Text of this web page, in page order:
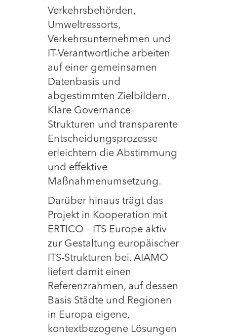
Verkehrsbehörden,
Umweltressorts,
Verkehrsunternehmen und
IT-Verantwortliche arbeiten
auf einer gemeinsamen
Datenbasis und
abgestimmten Zielbildern.
Klare Governance-
Strukturen und transparente
Entscheidungsprozesse
erleichtern die Abstimmung
und effektive
Maßnahmenumsetzung.
Darüber hinaus trägt das
Projekt in Kooperation mit
ERTICO – ITS Europe aktiv
zur Gestaltung europäischer
ITS-Strukturen bei. AIAMO
liefert damit einen
Referenzrahmen, auf dessen
Basis Städte und Regionen
in Europa eigene,
kontextbezogene Lösungen